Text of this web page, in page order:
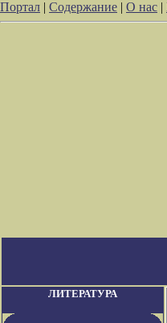
Портал | Содержание | О нас |
ЛИТЕРАТУРА